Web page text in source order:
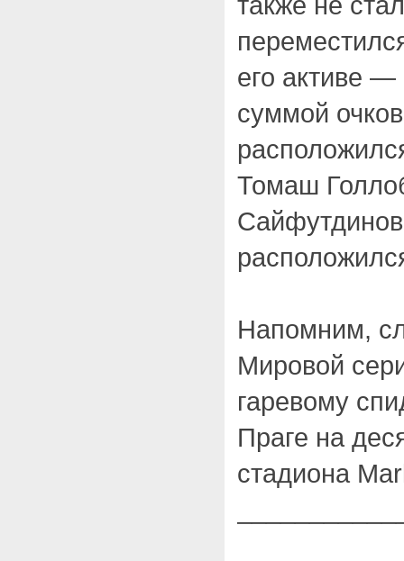
его активе
суммой
Томаш
Напомним,
Мировой
гаревому
Праге на
стадиона